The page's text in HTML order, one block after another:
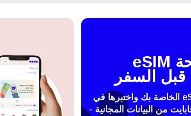
اختبر شريحة eSIM
قبل السفر
فعّل شريحة الeSIM الخاصة بك واختبرها في
مع 100 ميجابايت من البيانات المجانية -